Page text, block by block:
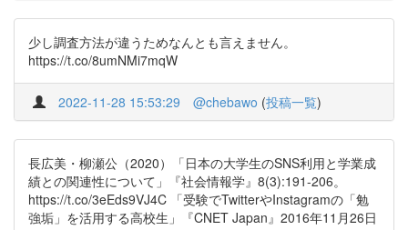
少し調査方法が違うためなんとも言えません。
https://t.co/8umNMi7mqW
2022-11-28 15:53:29 @chebawo (投稿一覧)
長広美・柳瀬公（2020）「日本の大学生のSNS利用と学業成
績との関連性について」『社会情報学』8(3):191-206。
https://t.co/3eEds9VJ4C 「受験でTwitterやInstagramの「勉
強垢」を活用する高校生」『CNET Japan』2016年11月26日